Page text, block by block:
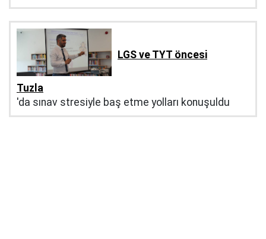
LGS ve TYT öncesi
Tuzla
'da sınav stresiyle baş etme yolları konuşuldu